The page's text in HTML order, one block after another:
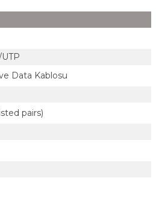
Data Kablosu
pairs)